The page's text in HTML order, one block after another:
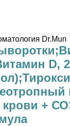
Dr.Mun
D,
+